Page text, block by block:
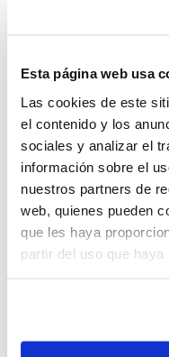
Esta página web usa
Las cookies de este
el contenido y los
sociales y analizar el
información sobre el
nuestros partners de
web, quienes pueden
que les haya
partir del uso que
Instructor Nacional
formativas que se
15 de septiembrea
Colegio Maristas de
16 de septiembre
a
Cines Kinépolis de
Valiente s/n)
principalmente todo